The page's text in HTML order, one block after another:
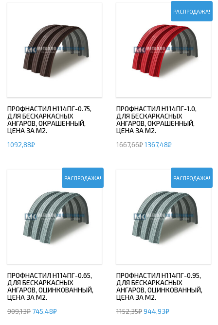
ПРОФНАСТИЛ H114ПГ-0.75,
ДЛЯ БЕСКАРКАСНЫХ
АНГАРОВ, ОКРАШЕННЫЙ,
ЦЕНА ЗА М2.
1092,88₽
РАСПРОДАЖА!
ПРОФНАСТИЛ H114ПГ-1.0,
ДЛЯ БЕСКАРКАСНЫХ
АНГАРОВ, ОКРАШЕННЫЙ,
ЦЕНА ЗА М2.
1667,66₽1367,48₽
РАСПРОДАЖА!
ПРОФНАСТИЛ H114ПГ-0.65,
ДЛЯ БЕСКАРКАСНЫХ
АНГАРОВ, ОЦИНКОВАННЫЙ,
ЦЕНА ЗА М2.
909,13₽ 745,48₽
РАСПРОДАЖА!
ПРОФНАСТИЛ H114ПГ-0.95,
ДЛЯ БЕСКАРКАСНЫХ
АНГАРОВ, ОЦИНКОВАННЫЙ,
ЦЕНА ЗА М2.
1152,35₽944,93₽